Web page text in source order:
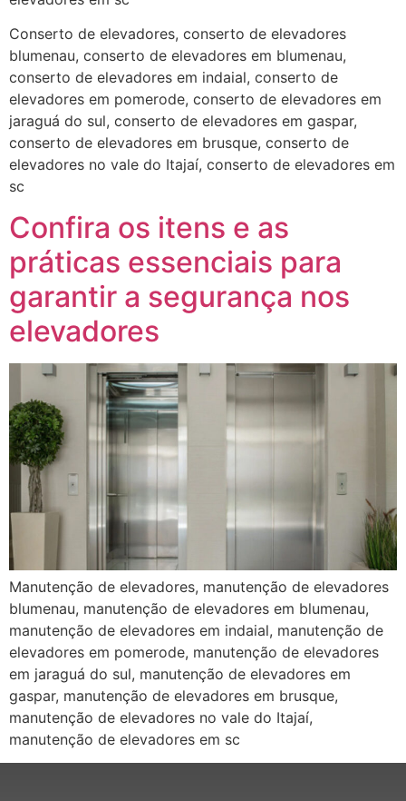
Conserto de elevadores, conserto de elevadores
blumenau, conserto de elevadores em blumenau,
conserto de elevadores em indaial, conserto de
elevadores em pomerode, conserto de elevadores em
jaraguá do sul, conserto de elevadores em gaspar,
conserto de elevadores em brusque, conserto de
elevadores no vale do Itajaí, conserto de elevadores em
sc
Confira os itens e as
práticas essenciais para
garantir a segurança nos
elevadores
Manutenção de elevadores, manutenção de elevadores
blumenau, manutenção de elevadores em blumenau,
manutenção de elevadores em indaial, manutenção de
elevadores em pomerode, manutenção de elevadores
em jaraguá do sul, manutenção de elevadores em
gaspar, manutenção de elevadores em brusque,
manutenção de elevadores no vale do Itajaí,
manutenção de elevadores em sc